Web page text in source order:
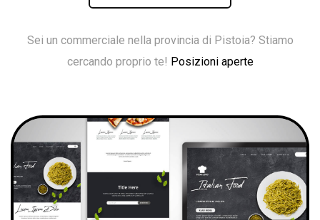
Sei un commerciale nella provincia di Pistoia? Stiamo
cercando proprio te! Posizioni aperte